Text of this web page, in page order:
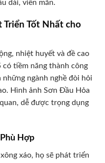
dài, viên mãn.
Triển Tốt Nhất cho
nhiệt huyết và đề cao
có tiềm năng thành công
ngành nghề đòi hỏi
Hình ảnh Sơn Đầu Hỏa
dễ được trọng dụng
Hợp
xáo, họ sẽ phát triển